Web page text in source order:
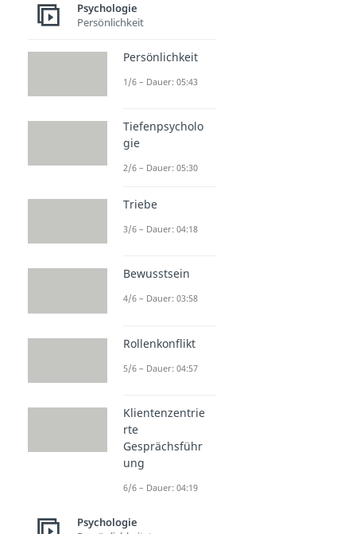
Psychologie
Persönlichkeit
Persönlichkeit
1/6 – Dauer: 05:43
Tiefenpsycholo
gie
2/6 – Dauer: 05:30
Triebe
3/6 – Dauer: 04:18
Bewusstsein
4/6 – Dauer: 03:58
Rollenkonflikt
5/6 – Dauer: 04:57
Klientenzentrie
rte
Gesprächsführ
ung
6/6 – Dauer: 04:19
Psychologie